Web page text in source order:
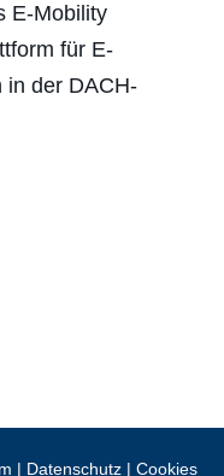
E-Mobility
für E-
in der DACH-
| Datenschutz| Cookies